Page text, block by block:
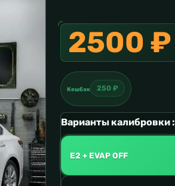
2500 ₽
Кешбэк 250 ₽
Варианты калибровки :
E2 + EVAP OFF